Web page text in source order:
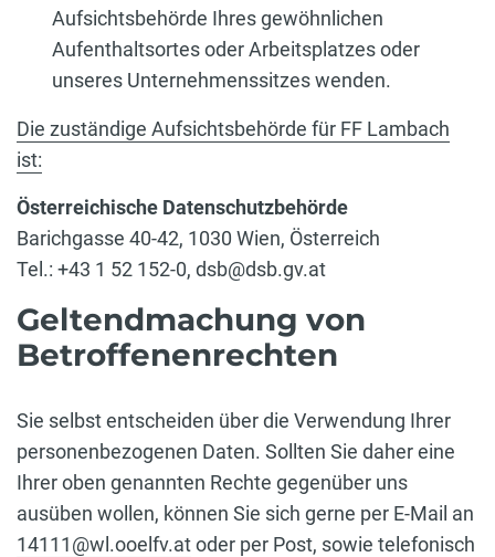
Aufsichtsbehörde Ihres gewöhnlichen
Aufenthaltsortes oder Arbeitsplatzes oder
unseres Unternehmenssitzes wenden.
Die zuständige Aufsichtsbehörde für FF Lambach
ist:
Österreichische Datenschutzbehörde
Barichgasse 40-42, 1030 Wien, Österreich
Tel.: +43 1 52 152-0, dsb@dsb.gv.at
Geltendmachung von
Betroffenenrechten
Sie selbst entscheiden über die Verwendung Ihrer
personenbezogenen Daten. Sollten Sie daher eine
Ihrer oben genannten Rechte gegenüber uns
ausüben wollen, können Sie sich gerne per E-Mail an
14111@wl.ooelfv.atoder per Post, sowie telefonisch